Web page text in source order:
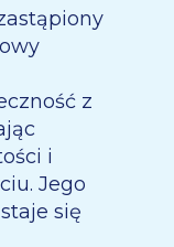
z
i
Jego
się